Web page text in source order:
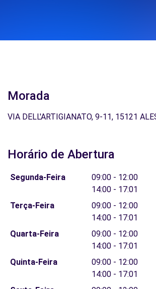
Morada
VIA DELL'ARTIGIANATO, 9-11, 15121
Horário de Abertura
Segunda-Feira
09:00 - 12:00
14:00 - 17:01
Terça-Feira
09:00 - 12:00
14:00 - 17:01
Quarta-Feira
09:00 - 12:00
14:00 - 17:01
Quinta-Feira
09:00 - 12:00
14:00 - 17:01